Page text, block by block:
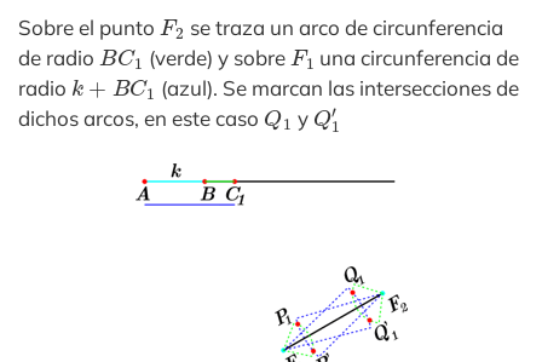
Sobre el punto F2 se traza un arco de circunferencia
de radio BC1 (verde) y sobreF1 una circunferencia de
radio k+ BC1
(azul). Se marcan las intersecciones de
dichos arcos, en este caso Q1yQ1′